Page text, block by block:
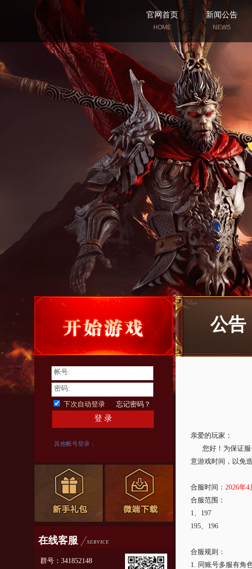
官网首页
HOME
新闻公告
NEWS
帐号:
密码:
下次自动登录 忘记密码？
登 录
其他帐号登录：
在线客服 SERVICE
群号：341852148
公告
亲爱的玩家：
您好！为保证服
意游戏时间，以免
合服时间： 2026年4
合服范围：
1、197
195、196
合服规则：
1. 同账号多服有角